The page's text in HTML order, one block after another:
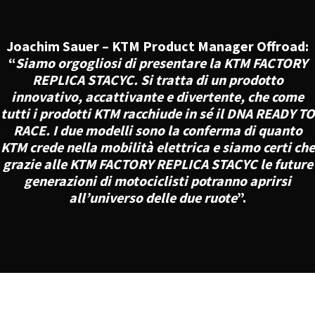
Joachim Sauer – KTM Product Manager Offroad:
“Siamo orgogliosi di presentare la KTM FACTORY
REPLICA STACYC. Si tratta di un prodotto
innovativo, accattivante e divertente, che come
tutti i prodotti KTM racchiude in sé il DNA READY TO
RACE. I due modelli sono la conferma di quanto
KTM crede nella mobilità elettrica e siamo certi che
grazie alle KTM FACTORY REPLICA STACYC le future
generazioni di motociclisti potranno aprirsi
all’universo delle due ruote”.